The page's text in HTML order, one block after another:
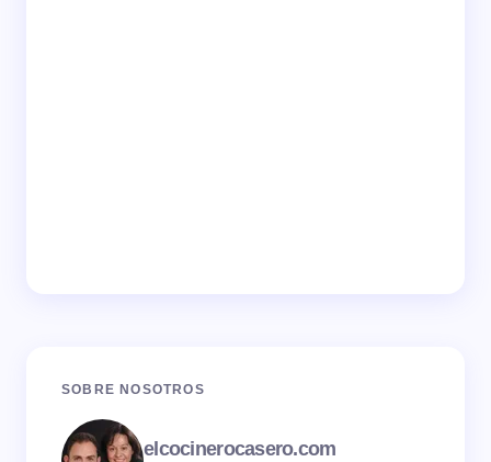
SOBRE NOSOTROS
elcocinerocasero.com